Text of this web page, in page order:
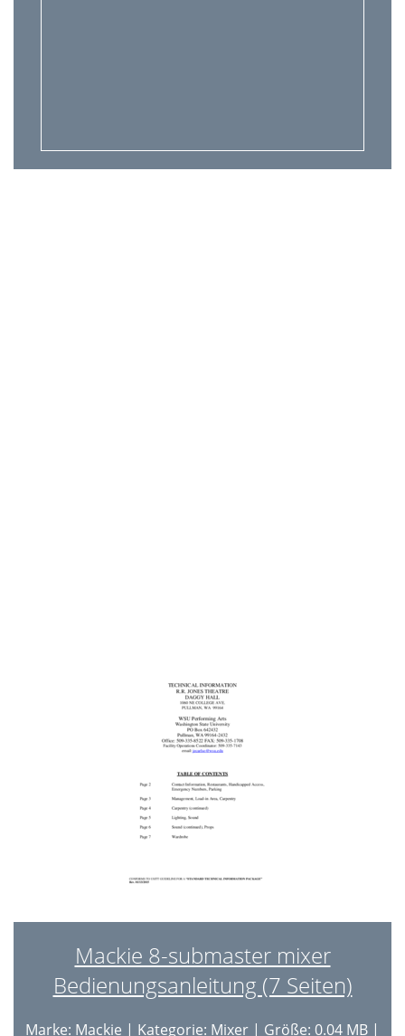
Mackie 8-submaster mixer
Bedienungsanleitung (7 Seiten)
Marke: Mackie | Kategorie: Mixer | Größe: 0.04 MB |